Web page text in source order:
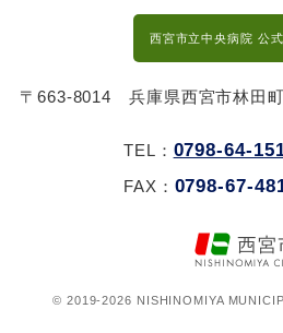
西宮市立中央病院 公
〒663-8014 兵庫県西宮市林田
TEL： 0798-64-
FAX： 0798-67-
© 2019‐2026 NISHINOMIYA